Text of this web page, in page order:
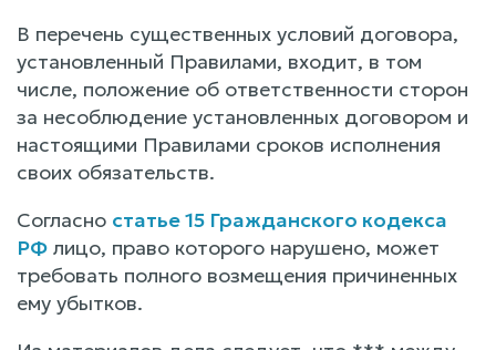
В перечень существенных условий договора,
установленный Правилами, входит, в том
числе, положение об ответственности сторон
за несоблюдение установленных договором и
настоящими Правилами сроков исполнения
своих обязательств.
Согласно статье 15 Гражданского кодекса
РФ лицо, право которого нарушено, может
требовать полного возмещения причиненных
ему убытков.